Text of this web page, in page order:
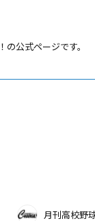
公式ページです。
月刊高校野